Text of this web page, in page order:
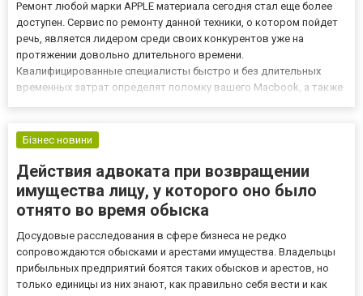
Ремонт любой марки APPLE материала сегодня стал еще более
доступен. Сервис по ремонту данной техники, о котором пойдет
речь, является лидером среди своих конкурентов уже на
протяжении довольно длительного времени.
Квалифицированные специалисты быстро и без длительных
временных затрат определят поломку вашего Macbook, а также
области ремонта оборудов...
Бізнес новини
Действия адвоката при возвращении
имущества лицу, у которого оно было
отнято во время обыска
Досудовые расследования в сфере бизнеса не редко
сопровождаются обысками и арестами имущества. Владельцы
прибыльных предприятий боятся таких обысков и арестов, но
только единицы из них знают, как правильно себя вести и как